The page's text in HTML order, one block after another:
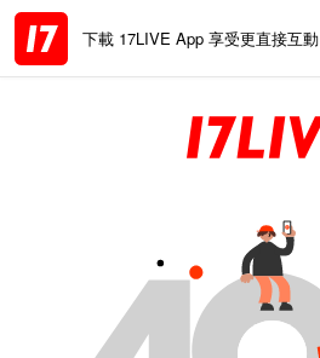
下載 17LIVE App 享受更直接互動